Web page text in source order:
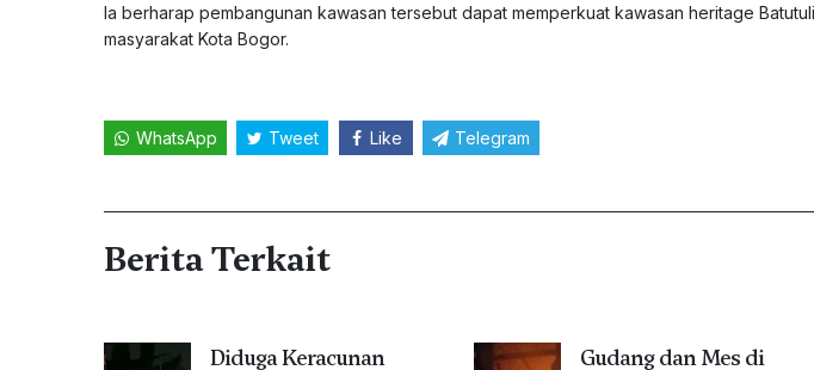
Ia berharap pembangunan kawasan tersebut dapat memperkuat kawasan heritage
masyarakat Kota Bogor.
WhatsApp Tweet Like Telegram
Berita Terkait
Diduga Keracunan
Gudang dan Mes di